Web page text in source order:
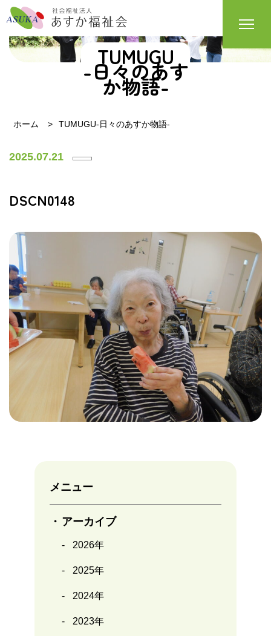
TUMUGU
-日々のあす
か物語-
ホーム TUMUGU-日々のあすか物語-
メニュー
アーカイブ
2026年
2025年
2024年
2023年
2025.07.21
DSCN0148